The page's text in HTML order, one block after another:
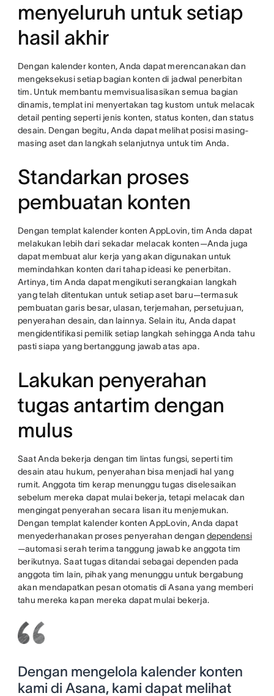
menyeluruh untuk setiap
hasil akhir
Dengan kalender konten, Anda dapat merencanakan dan
mengeksekusi setiap bagian konten di jadwal penerbitan
tim. Untuk membantu memvisualisasikan semua bagian
dinamis, templat ini menyertakan tag kustom untuk melacak
detail penting seperti jenis konten, status konten, dan status
desain. Dengan begitu, Anda dapat melihat posisi masing-
masing aset dan langkah selanjutnya untuk tim Anda.
Standarkan proses
pembuatan konten
Dengan templat kalender konten AppLovin, tim Anda dapat
melakukan lebih dari sekadar melacak konten—Anda juga
dapat membuat alur kerja yang akan digunakan untuk
memindahkan konten dari tahap ideasi ke penerbitan.
Artinya, tim Anda dapat mengikuti serangkaian langkah
yang telah ditentukan untuk setiap aset baru—termasuk
pembuatan garis besar, ulasan, terjemahan, persetujuan,
penyerahan desain, dan lainnya. Selain itu, Anda dapat
mengidentifikasi pemilik setiap langkah sehingga Anda tahu
pasti siapa yang bertanggung jawab atas apa.
Lakukan penyerahan
tugas antartim dengan
mulus
Saat Anda bekerja dengan tim lintas fungsi, seperti tim
desain atau hukum, penyerahan bisa menjadi hal yang
rumit. Anggota tim kerap menunggu tugas diselesaikan
sebelum mereka dapat mulai bekerja, tetapi melacak dan
mengingat penyerahan secara lisan itu menjemukan.
Dengan templat kalender konten AppLovin, Anda dapat
menyederhanakan proses penyerahan dengandependensi
—automasi serah terima tanggung jawab ke anggota tim
berikutnya. Saat tugas ditandai sebagai dependen pada
anggota tim lain, pihak yang menunggu untuk bergabung
akan mendapatkan pesan otomatis di Asana yang memberi
tahu mereka kapan mereka dapat mulai bekerja.
Dengan mengelola kalender konten
kami di Asana, kami dapat melihat